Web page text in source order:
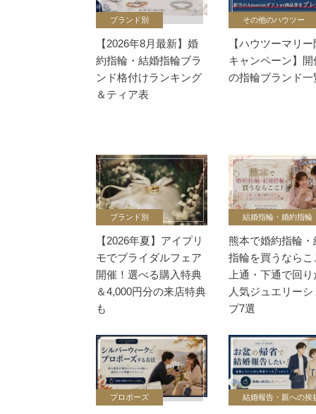
ブランド別
【2026年8月最新】婚
約指輪・結婚指輪ブラ
ンド格付けランキング
＆ティア表
その他のハウツー
【ハウツーマリ
キャンペーン】開
の指輪ブランド一
ブランド別
【2026年夏】アイプリ
モでブライダルフェア
開催！選べる購入特典
＆4,000円分の来店特典
も
結婚指輪・婚約指輪
熊本で婚約指輪・
指輪を買うならこ
上通・下通で回
人気ジュエリーシ
プ7選
プロポーズ 結婚報告・親への挨